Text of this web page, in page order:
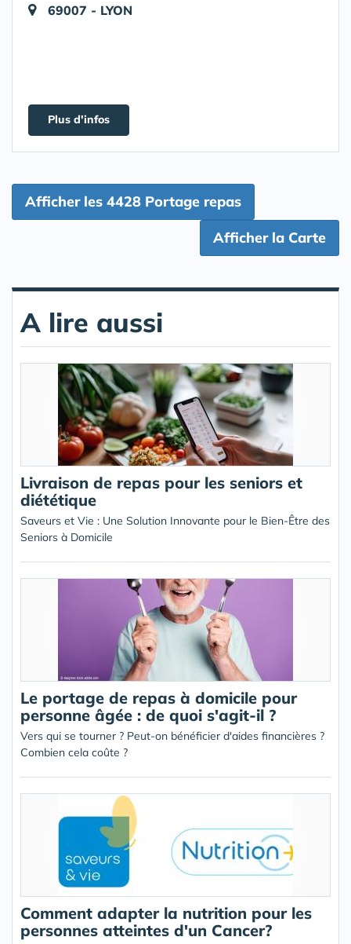
69007 - LYON
Plus d'infos
Afficher les 4428 Portage repas
Afficher la Carte
A lire aussi
Livraison de repas pour les seniors et
diététique
Saveurs et Vie : Une Solution Innovante pour le Bien-Être des
Seniors à Domicile
Le portage de repas à domicile pour
personne âgée : de quoi s'agit-il ?
Vers qui se tourner ? Peut-on bénéficier d'aides financières ?
Combien cela coûte ?
Comment adapter la nutrition pour les
personnes atteintes d'un Cancer?